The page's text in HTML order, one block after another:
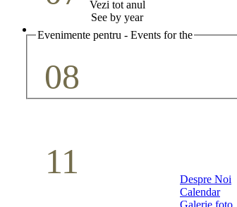
08
11
Vezi tot anul
See by year
Evenimente pentru - Events for the
Despre Noi
Calendar
Galerie foto